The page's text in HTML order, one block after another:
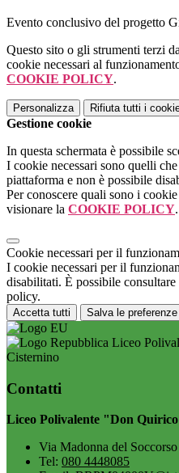
Evento conclusivo del progetto
Questo sito o gli strumenti terzi
cookie necessari al
COOKIE POLICY.
Personalizza Rifiuta tutti i
Gestione cookie
In questa schermata è possibile
I cookie necessari sono quelli
piattaforma e non è possibile
Per conoscere quali sono i
visionare la COOKIE POLICY.
Cookie necessari per il
I cookie necessari per il
disabilitati. È possibile
policy.
Accetta tutti Salva le preferenze
Liceo
Cisternino
Contatti
Liceo Polivalente "Don
Via Madonna del
Tel: 080 4448085